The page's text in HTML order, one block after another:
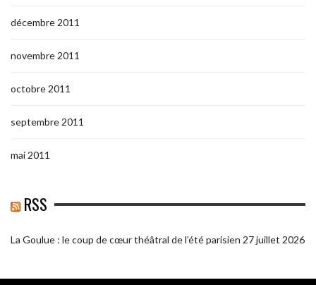
décembre 2011
novembre 2011
octobre 2011
septembre 2011
mai 2011
RSS
La Goulue : le coup de cœur théâtral de l’été parisien 27 juillet 2026